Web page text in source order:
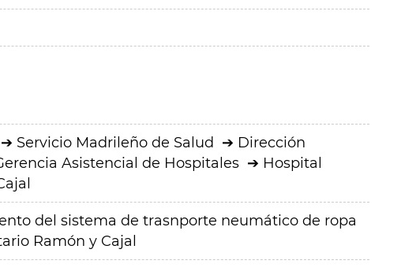
Servicio Madrileño de Salud
Dirección
Asistencial de Hospitales
Hospital
del sistema de trasnporte neumático de ropa
Ramón y Cajal